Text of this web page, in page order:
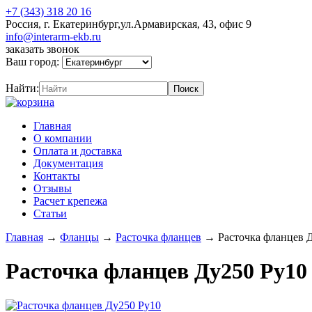
+7 (343) 318 20 16
Россия, г. Екатеринбург,ул.Армавирская, 43, офис 9
info@interarm-ekb.ru
заказать звонок
Ваш город:
Найти:
Главная
О компании
Оплата и доставка
Документация
Контакты
Отзывы
Расчет крепежа
Статьи
Главная → Фланцы → Расточка фланцев → Расточка фланцев
Расточка фланцев Ду250 Ру10